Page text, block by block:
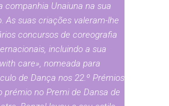
companhia Unaiuna na sua
As suas criações valeram-lhe
concursos de coreografia
incluindo a sua
care», nomeada para
de Dança nos 22.º Prémios
prémio no Premi de Dansa de